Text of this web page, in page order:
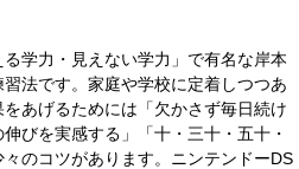
る学力・見えない学力」で有名な岸本
法です。家庭や学校に定着しつつあ
あげるためには「欠かさず毎日続け
びを実感する」「十・三十・五十・
のコツがあります。ニンテンドーDS